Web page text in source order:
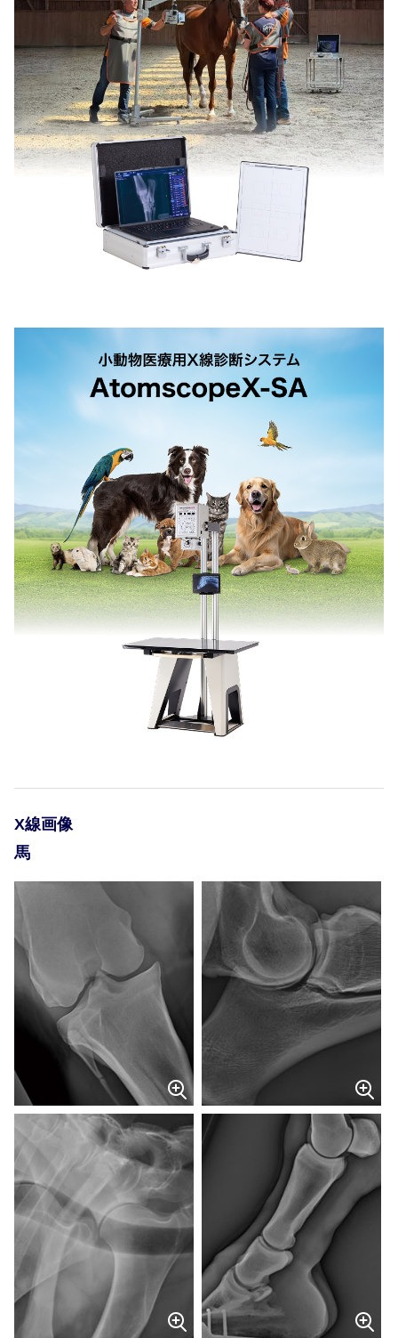
64 kV 1.5 mAs, 0.1 sec
X線画像
馬
X-ray image 001